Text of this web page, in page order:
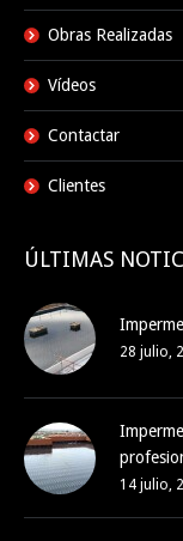
Obras Realizadas
Vídeos
Contactar
Clientes
ÚLTIMAS
28 julio,
14 julio,